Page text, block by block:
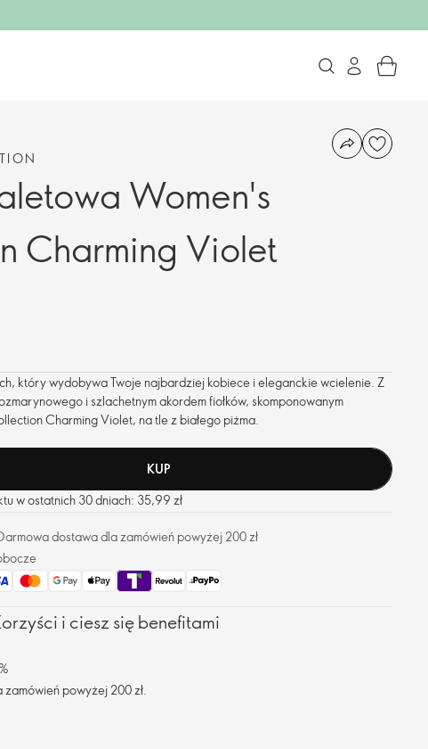
Women's
Charming Violet
który wydobywa Twoje najbardziej kobiece i eleganckie wcielenie. Z
i szlachetnym akordem fiołków, skomponowanym
Charming Violet, na tle z białego piżma.
KUP
w ostatnich 30 dniach: 35,99 zł
dostawa dla zamówień powyżej 200 zł
i ciesz się benefitami
powyżej 200 zł.